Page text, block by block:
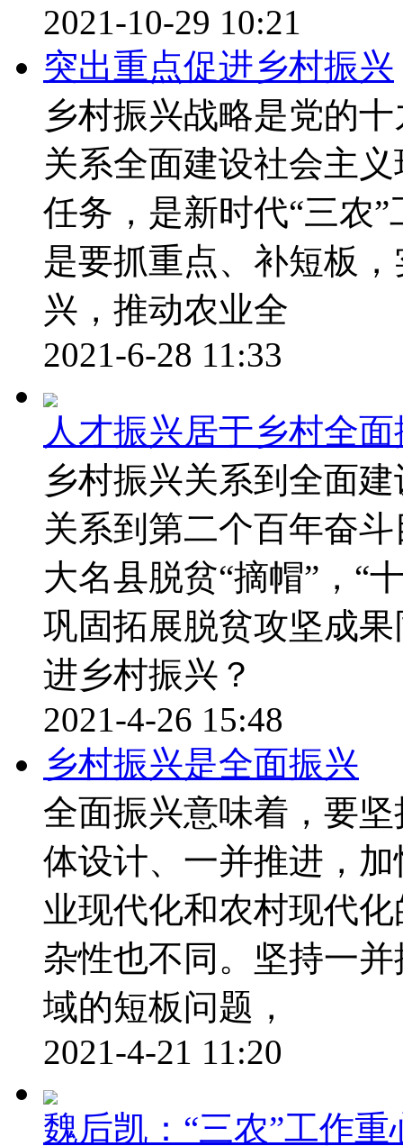
2021-10-29 10:21
突出重点促进乡村振兴
乡村振兴战略是党的
关系全面建设社会主
任务，是新时代“三农
是要抓重点、补短板
兴，推动农业全
2021-6-28 11:33
人才振兴居于乡村全
乡村振兴关系到全面
关系到第二个百年奋
大名县脱贫“摘帽”，“
巩固拓展脱贫攻坚成
进乡村振兴？
2021-4-26 15:48
乡村振兴是全面振兴
全面振兴意味着，要
体设计、一并推进，
业现代化和农村现代
杂性也不同。坚持一
域的短板问题，
2021-4-21 11:20
魏后凯：“三农”工作